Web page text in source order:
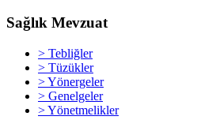
Sağlık Mevzuat
> Tebliğler
> Tüzükler
> Yönergeler
> Genelgeler
> Yönetmelikler